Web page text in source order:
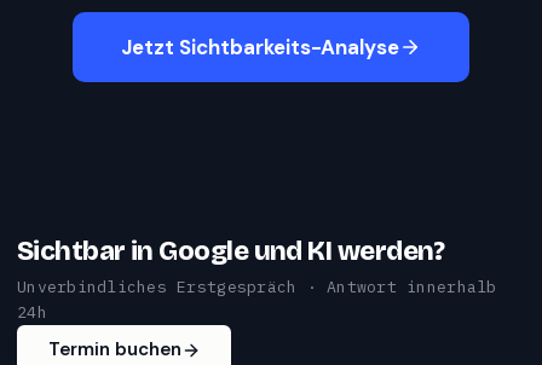
Jetzt Sichtbarkeits-Analyse
Sichtbar in Google und KI werden?
Unverbindliches Erstgespräch · Antwort innerhalb
24h
Termin buchen